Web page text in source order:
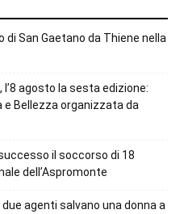
di San Gaetano da Thiene nella
agosto la sesta edizione:
Bellezza organizzata da
il soccorso di 18
dell’Aspromonte
agenti salvano una donna a